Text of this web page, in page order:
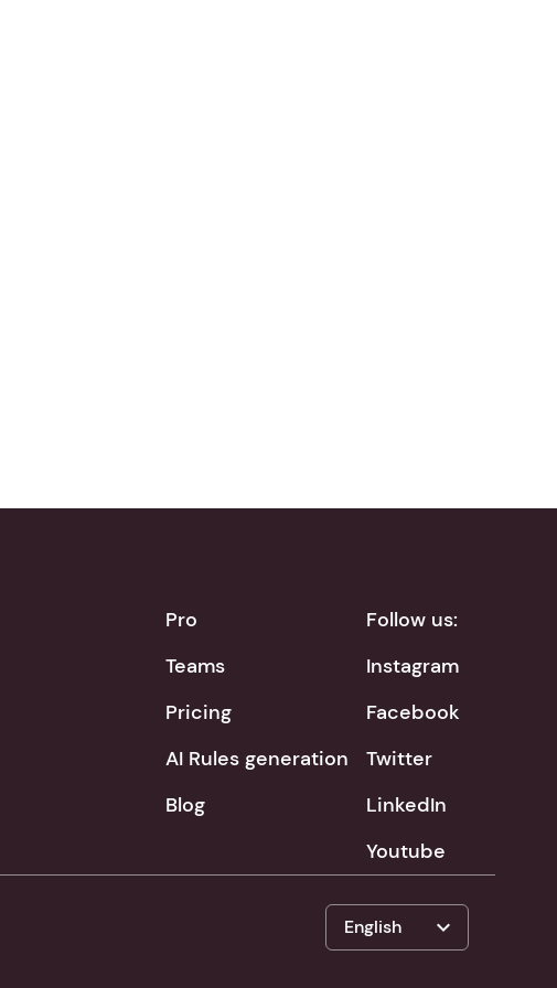
Pro
Teams
Pricing
AI Rules generation
Blog
Follow us:
Instagram
Facebook
Twitter
LinkedIn
Youtube
English expand_more